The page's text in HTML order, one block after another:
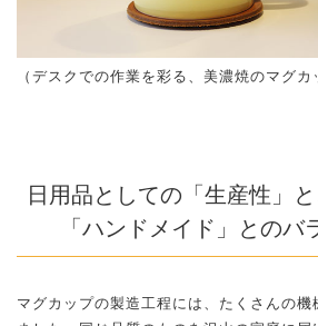
（デスクでの作業を彩る、美濃焼のマグカ
日用品としての「生産性」
「ハンドメイド」とのバ
マグカップの製造工程には、たくさんの機